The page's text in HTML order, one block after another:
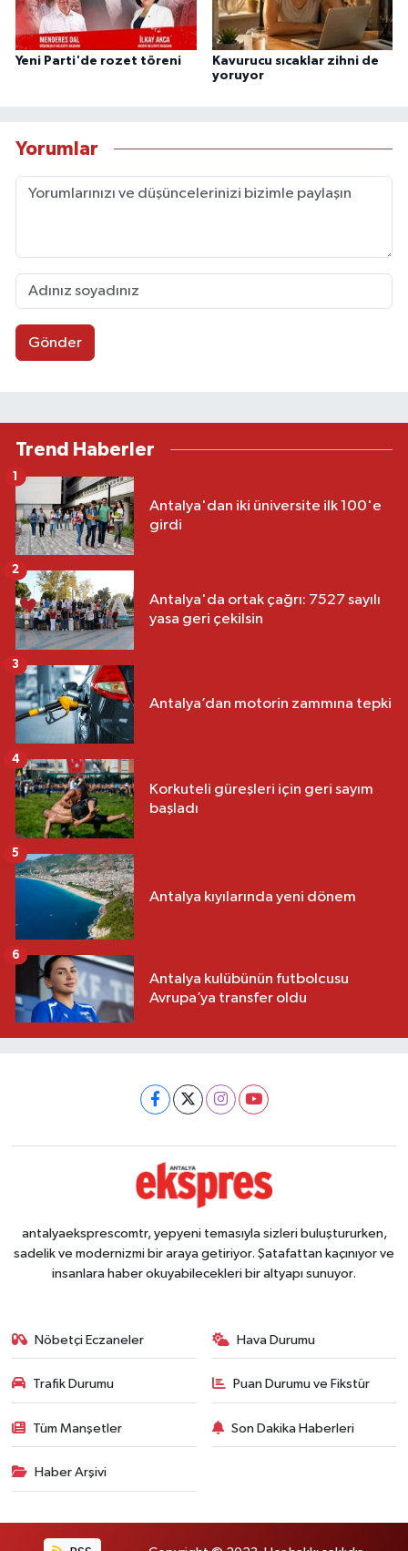
Yeni Parti'de rozet töreni
Kavurucu sıcaklar zihni de
yoruyor
Yorumlar
Gönder
Trend Haberler
Antalya'dan iki üniversite ilk 100'e
girdi
1
Antalya'da ortak çağrı: 7527 sayılı
yasa geri çekilsin
2
Antalya’dan motorin zammına tepki
3
Korkuteli güreşleri için geri sayım
başladı
4
Antalya kıyılarında yeni dönem
5
Antalya kulübünün futbolcusu
Avrupa’ya transfer oldu
6
antalyaeksprescomtr, yepyeni temasıyla sizleri buluştururken,
sadelik ve modernizmi bir araya getiriyor. Şatafattan kaçınıyor ve
insanlara haber okuyabilecekleri bir altyapı sunuyor.
Nöbetçi Eczaneler Hava Durumu
Trafik Durumu Puan Durumu ve Fikstür
Tüm Manşetler Son Dakika Haberleri
Haber Arşivi